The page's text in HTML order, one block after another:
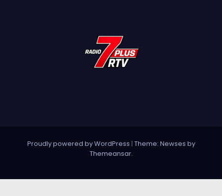
Proudly powered by WordPress | Theme: Newses by
Themeansar.